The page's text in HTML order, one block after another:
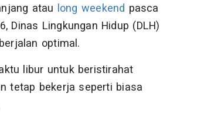
atau long weekend pasca
Dinas Lingkungan Hidup (DLH)
optimal.
libur untuk beristirahat
tetap bekerja seperti biasa